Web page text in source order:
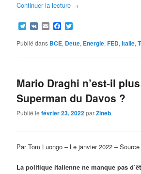
Continuer la lecture →
Telegram
VK EmailFacebook
Publié dans BCE, Dette, Energie,FED,Italie,
Mario Draghi n’est-il
Superman du Davos ?
Publié lefévrier 23, 2022parZineb
Par Tom Luongo – Le janvier 2022 –
La politique italienne ne manque pas